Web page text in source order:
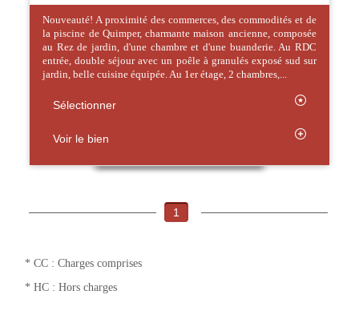
Nouveauté! A proximité des commerces, des commodités et de
la piscine de Quimper, charmante maison ancienne, composée
au Rez de jardin, d'une chambre et d'une buanderie. Au RDC
entrée, double séjour avec un poêle à granulés exposé sud sur
jardin, belle cuisine équipée. Au 1er étage, 2 chambres,...
Sélectionner
Voir le bien
1
* CC : Charges comprises
* HC : Hors charges